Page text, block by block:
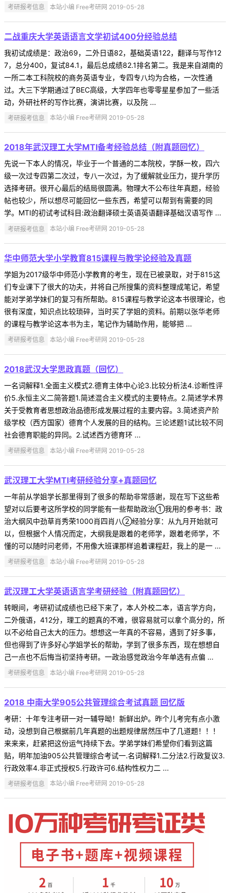
考研报考信息 本站小编 Free考研网 2019-05-28
二战重庆大学英语语言文学初试400分经验总结
我初试成绩是：政治69，二外日语82，基础英语122，翻译与写作12
7，总分400，复试84.1，最后总成绩82.1排名第二。我是来自湖南的
一所二本工科院校的商务英语专业，专四专八均为合格，一次性通
过。大三下学期通过了BEC高级，大学四年也零零星星参加了一些活
动，外研社杯的写作比赛，演讲比赛，以及院 ...
考研报考信息 本站小编 Free考研网 2019-05-28
2018年武汉理工大学MTI备考经验总结（附真题回忆）
先说一下本人的情况，毕业于一个普通的二本院校，学酥一枚，四六
级一次过专四第二次过，专八一次过，为了缓解就业压力，提升学历
选择考研。很开心最后的结局很圆满。物理大不公布往年真题，经验
帖也较少，所以想尽可能回忆一些东西，希望可以帮到有需要的同
学。MTI的初试考试科目:政治翻译硕士英语英语翻译基础汉语写作 ...
考研报考信息 本站小编 Free考研网 2019-05-28
华中师范大学小学教育815课程与教学论经验及真题
学姐为2017级华中师范小学教育的考生，现在已被录取，对于815这
们专业课下了很大的功夫，并将自己所搜集的资料整理成笔记，希望
能对学弟学妹们的复习有所帮助。815课程与教学论这本书很理论，也
很有深度，知识点比较琐碎，当时买了学姐的资料。前期以张华老师
的课程与教学论这本书为主，笔记作为辅助作用，能够把 ...
考研报考信息 本站小编 Free考研网 2019-05-28
2018武汉大学思政真题（回忆）
一名词解释1.全面主义模式2.德育主体中心论3.比较分析法4.诊断性评
价5.永恒主义二简答题1.简述混合主义模式的主要特点。2.简述学术界
关于受教育者思想政治品德形成发展过程的主要内容。3.简述资产阶
级学校（西方国家）德育个人发展的目的结构。三论述题1试比较不同
社会德育职能的异同。2.试述西方德育环 ...
考研报考信息 本站小编 Free考研网 2019-05-28
武汉理工大学MTI考研经验分享+真题回忆
一年前从学姐学长那里得到了很多的帮助非常感谢，现在写下这些希
望对以后要考这所学校的同学能有一些帮助政治①我用的参考书：政
治大纲风中劲草肖秀荣1000肖四肖八②经验分享：从九月开始就可
以，但根据个人情况而定，大纲我是跟着的老师学，跟着老师学，不
懂的可以随时问老师，不用像大班课那样追着课程赶，我上的是一 ...
考研报考信息 本站小编 Free考研网 2019-05-28
武汉理工大学英语语言学考研经验（附真题回忆）
转眼间，考研初试成绩也已经下来了，本人外校二本，语言学方向，
二外俄语，412分，理工的题真的不难，很容易就可以拿个高分的，所
以不必给自己太大的压力。想想这一年真的不容易，遇到了好多事，
但也得到了许多好心学姐学长的帮助，学到了很多东西，现在想想自
己一点也不后悔当初坚持考研。一政治感觉政治今年单选有点偏 ...
考研报考信息 本站小编 Free考研网 2019-05-28
2018 中南大学905公共管理综合考试真题 回忆版
考研：十年专注考研一对一辅导呦！新鲜出炉。昨个儿考完有点小激
动，没想到自己根据前几年真题的出题规律居然压中了几道题！！！
来来来，赶紧把这份运气持续下去。学弟学妹们希望你们看到这篇
贴，明年加油905公共管理综合考试一.名词解释1.二分法2.行政复议3.
行政效率4.非正式授权5.行政许可6.结构性权力二 ...
考研报考信息 本站小编 Free考研网 2019-05-28